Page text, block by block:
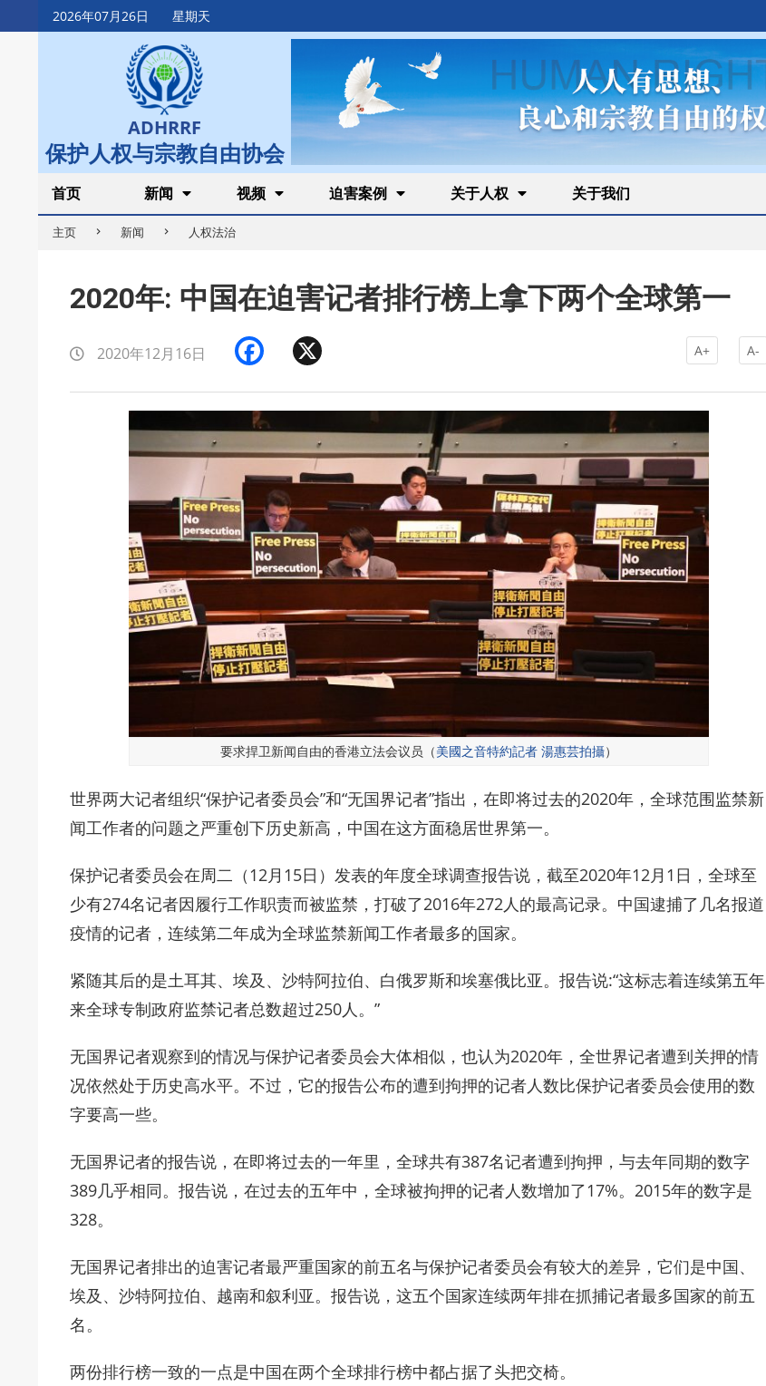
2026年07月26日 星期天
Skip
to
ADHRRF
保护人权与宗教自由协会
Secondary
Navigation
Menu
首页 新闻 视频 迫害案例 关于人权 关于我们
主页 新闻 人权法治
2020年: 中国在迫害记者排行榜上拿下两个全球第一
2020年12月16日 Facebook A+ A-
要求捍卫新闻自由的香港立法会议员（美國之音特約記者 湯惠芸拍攝）
世界两大记者组织“保护记者委员会”和“无国界记者”指出，在即将过去的2020年，全球范围监禁新
闻工作者的问题之严重创下历史新高，中国在这方面稳居世界第一。
保护记者委员会在周二（12月15日）发表的年度全球调查报告说，截至2020年12月1日，全球至
少有274名记者因履行工作职责而被监禁，打破了2016年272人的最高记录。中国逮捕了几名报道
疫情的记者，连续第二年成为全球监禁新闻工作者最多的国家。
紧随其后的是土耳其、埃及、沙特阿拉伯、白俄罗斯和埃塞俄比亚。报告说:“这标志着连续第五年
来全球专制政府监禁记者总数超过250人。”
无国界记者观察到的情况与保护记者委员会大体相似，也认为2020年，全世界记者遭到关押的情
况依然处于历史高水平。不过，它的报告公布的遭到拘押的记者人数比保护记者委员会使用的数
字要高一些。
无国界记者的报告说，在即将过去的一年里，全球共有387名记者遭到拘押，与去年同期的数字
389几乎相同。报告说，在过去的五年中，全球被拘押的记者人数增加了17%。2015年的数字是
328。
无国界记者排出的迫害记者最严重国家的前五名与保护记者委员会有较大的差异，它们是中国、
埃及、沙特阿拉伯、越南和叙利亚。报告说，这五个国家连续两年排在抓捕记者最多国家的前五
名。
两份排行榜一致的一点是中国在两个全球排行榜中都占据了头把交椅。